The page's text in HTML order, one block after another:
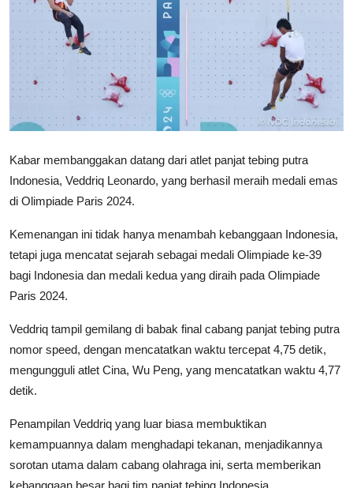
Kabar membanggakan datang dari atlet panjat tebing putra
Indonesia, Veddriq Leonardo, yang berhasil meraih medali emas
di Olimpiade Paris 2024.
Kemenangan ini tidak hanya menambah kebanggaan Indonesia,
tetapi juga mencatat sejarah sebagai medali Olimpiade ke-39
bagi Indonesia dan medali kedua yang diraih pada Olimpiade
Paris 2024.
Veddriq tampil gemilang di babak final cabang panjat tebing putra
nomor speed, dengan mencatatkan waktu tercepat 4,75 detik,
mengungguli atlet Cina, Wu Peng, yang mencatatkan waktu 4,77
detik.
Penampilan Veddriq yang luar biasa membuktikan
kemampuannya dalam menghadapi tekanan, menjadikannya
sorotan utama dalam cabang olahraga ini, serta memberikan